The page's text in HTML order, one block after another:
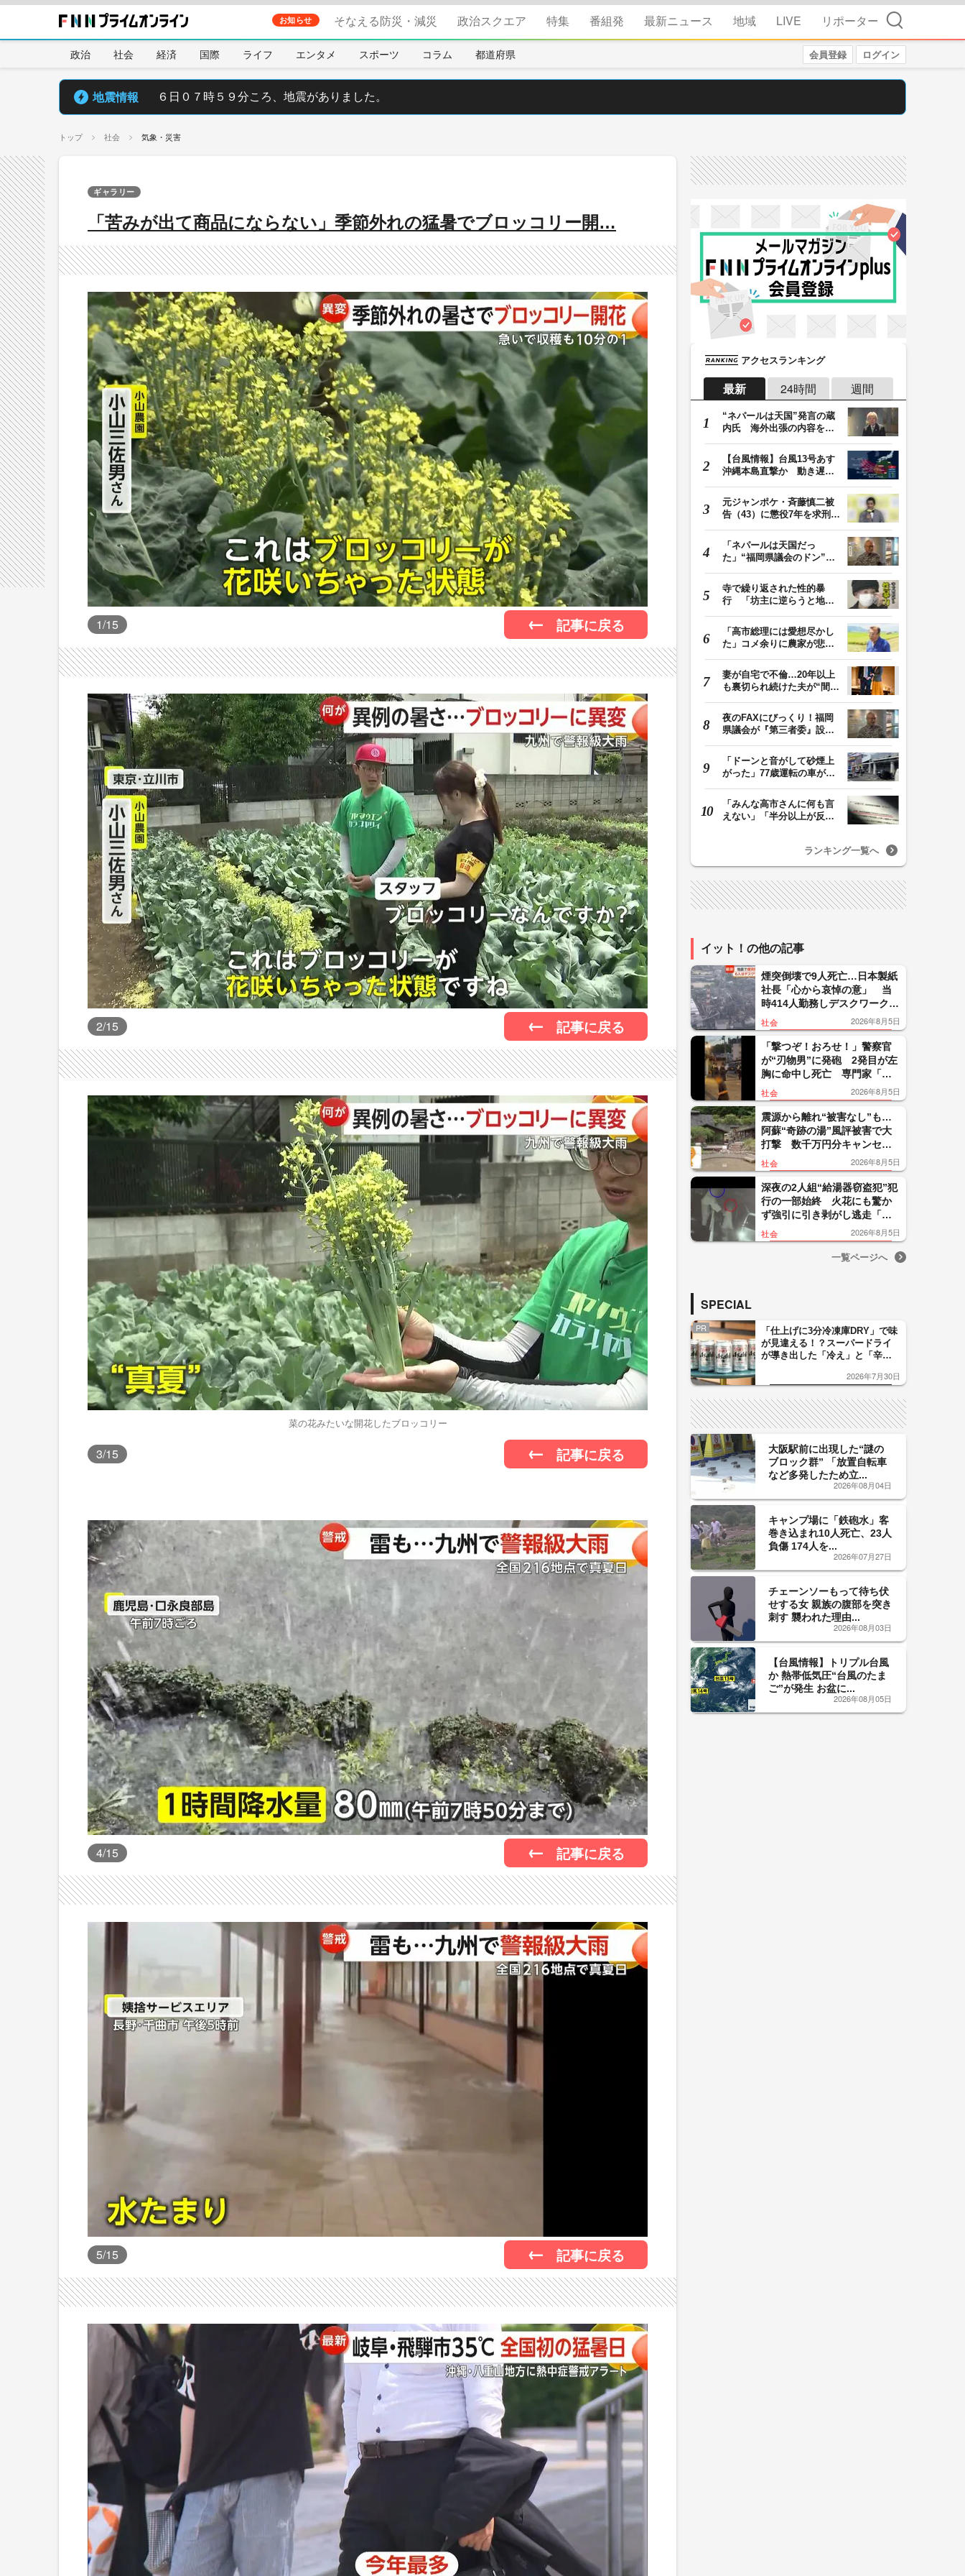
お知らせ そなえる防災・減災 政治スクエア 特集 番組発 最新ニュース 地域 LIVE リポーター 検索
政治 社会 経済 国際 ライフ エンタメ スポーツ コラム 都道府県 会員登録 ログイン
地震情報 ６日０７時５９分ころ、地震がありました。
トップ 社会 気象・災害
「苦みが出て商品にならない」季節外れの猛暑でブロッコリー開…
ギャラリー
1/15 記事に戻る
2/15 記事に戻る
菜の花みたいな開花したブロッコリー
3/15 記事に戻る
4/15 記事に戻る
5/15 記事に戻る
アクセスランキング
最新 24時間 週間
“ネパールは天国”発言の蔵
内氏 海外出張の内容を説
【台風情報】台風13号あす
沖縄本島直撃か 動き遅く
元ジャンポケ・斉藤慎二被
告（43）に懲役7年を求刑
「ネパールは天国だっ
た」“福岡県議会のドン”蔵
寺で繰り返された性的暴
行 「坊主に逆らうと地獄
「高市総理には愛想尽かし
た」コメ余りに農家が悲
妻が自宅で不倫…20年以上
も裏切られ続けた夫が“間
夜のFAXにびっくり！福岡
県議会が『第三者委』設置
「ドーンと音がして砂煙上
がった」77歳運転の車が立
「みんな高市さんに何も言
えない」「半分以上が反
ランキング一覧へ
イット！の他の記事
煙突倒壊で9人死亡…日本製紙
社長「心から哀悼の意」 当
時414人勤務しデスクワーク中
の犠牲者も 令和8年熊本地震
社会 2026年8月5日
「撃つぞ！おろせ！」警察官
が“刃物男”に発砲 2発目が左
胸に命中し死亡 専門家「適
正な使用」 大阪・河内長野
市
社会 2026年8月5日
震源から離れ“被害なし”も…
阿蘇“奇跡の湯”風評被害で大
打撃 数千万円分キャンセル
に「頑張ってきたけどモチベ
ーション保つのが難しい」
社会 2026年8月5日
深夜の2人組“給湯器窃盗犯”犯
行の一部始終 火花にも驚か
ず強引に引き剥がし逃走「野
放しにしていては他にも被害
出かねない」
社会 2026年8月5日
一覧ページへ
SPECIAL
PR
「仕上げに3分冷凍庫DRY」で味
が見違える！？スーパードライ
が導き出した「冷え」と「辛
した「辛口カーブ」が飲み頃の
2026年7月30日
大阪駅前に出現した“謎の
ブロック群” 「放置自転車
など多発したため立...
2026年08月04日
キャンプ場に「鉄砲水」客
巻き込まれ10人死亡、23人
負傷 174人を...
2026年07月27日
チェーンソーもって待ち伏
せする女 親族の腹部を突き
刺す 襲われた理由...
2026年08月03日
【台風情報】トリプル台風
か 熱帯低気圧“台風のたま
ご”が発生 お盆に...
2026年08月05日